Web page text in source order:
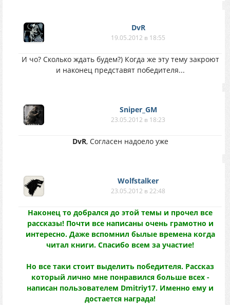
DvR
19.05.2012 в 18:55
И чо? Сколько ждать будем?) Когда же эту тему закроют
и наконец представят победителя...
Sniper_GM
23.05.2012 в 18:23
DvR, Cогласен надоело уже
Wolfstalker
23.05.2012 в 22:48
Наконец то добрался до этой темы и прочел все
рассказы! Почти все написаны очень грамотно и
интересно. Даже вспомнил былые времена когда
читал книги. Спасибо всем за участие!
Но все таки стоит выделить победителя. Рассказ
который лично мне понравился больше всех -
написан пользователем Dmitriy17. Именно ему и
достается награда!